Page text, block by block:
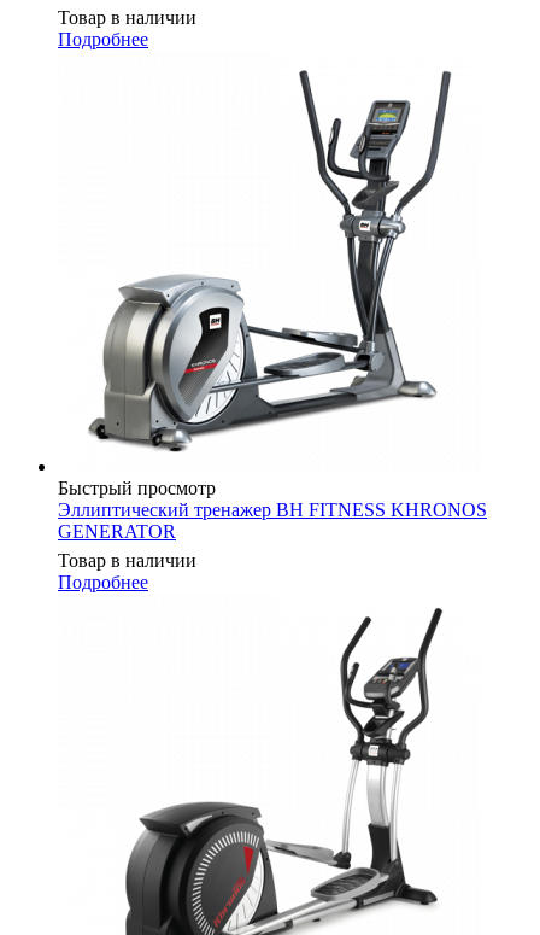
Товар в наличии
Подробнее
Быстрый просмотр
Эллиптический тренажер BH FITNESS KHRONOS
GENERATOR
Товар в наличии
Подробнее